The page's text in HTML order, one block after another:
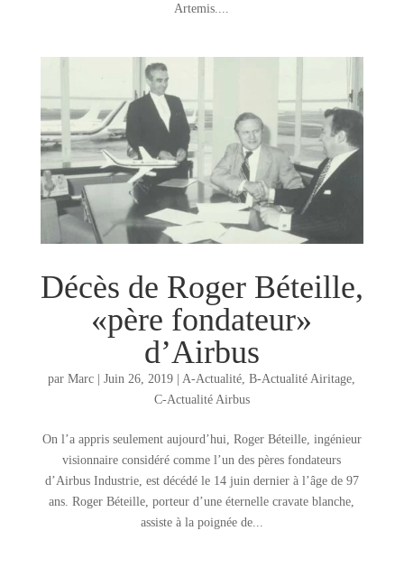
Artemis....
Décès de Roger Béteille,
«père fondateur»
d’Airbus
parMarc |Juin 26, 2019 |A-Actualité,B-Actualité Airitage,
C-Actualité Airbus
On l’a appris seulement aujourd’hui, Roger Béteille, ingénieur
visionnaire considéré comme l’un des pères fondateurs
d’Airbus Industrie, est décédé le 14 juin dernier à l’âge de 97
ans. Roger Béteille, porteur d’une éternelle cravate blanche,
assiste à la poignée de...